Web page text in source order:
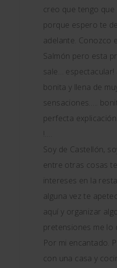
creo que tengo
porque espero te
adelante. Conozco
Salmón pero esta
sale… espectacular!
bonita y llena de
sensaciones…..
perfecta
!….
Soy de Castellón,
entre otras cosas
intereses en la
alguna vez te
aquí y organizar
pretensiones me lo
Por mi encantado.
con una casa y